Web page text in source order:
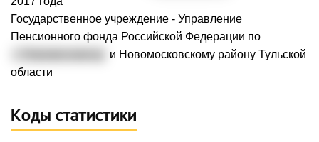
Государственное учреждение - Управление
Пенсионного фонда Российской Федерации по
и Новомосковскому району Тульской
области
Коды статистики